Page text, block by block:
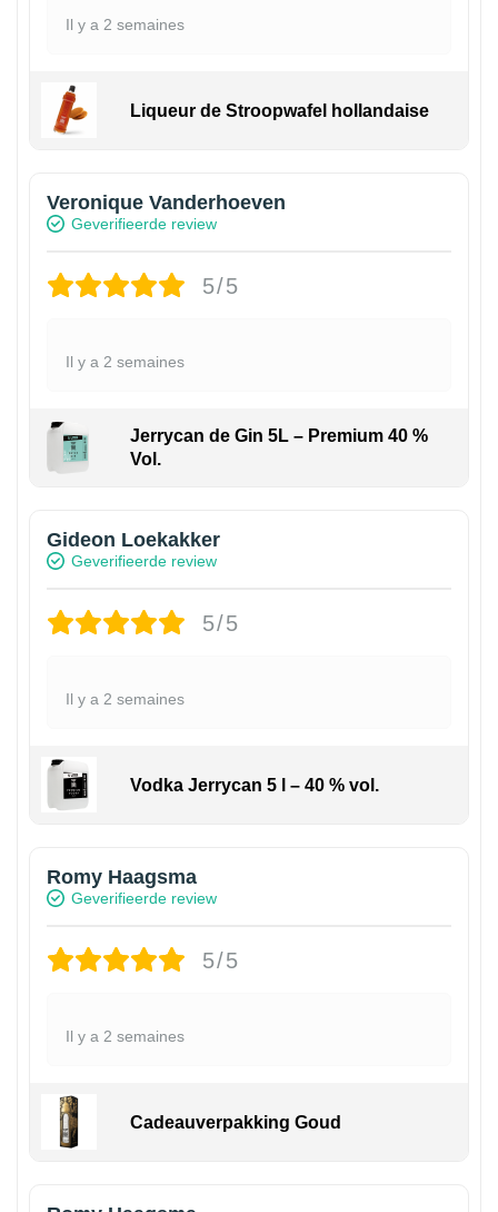
Il y a 2 semaines
Liqueur de Stroopwafel hollandaise
Veronique Vanderhoeven
Geverifieerde review
5/5
Il y a 2 semaines
Jerrycan de Gin 5L – Premium 40 %
Vol.
Gideon Loekakker
Geverifieerde review
5/5
Il y a 2 semaines
Vodka Jerrycan 5 l – 40 % vol.
Romy Haagsma
Geverifieerde review
5/5
Il y a 2 semaines
Cadeauverpakking Goud